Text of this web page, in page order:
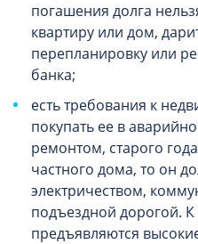
погашения долга
квартиру или дом,
перепланировку или
банка;
есть требования к
покупать ее в
ремонтом, старого
частного дома, то он
электричеством,
подъездной дорогой.
предъявляются